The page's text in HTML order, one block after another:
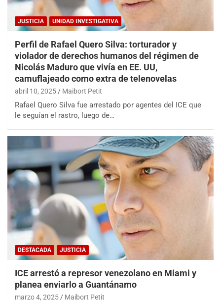
JUSTICIA UNIDAD INVESTIGATIVA
Perfil de Rafael Quero Silva: torturador y
violador de derechos humanos del régimen de
Nicolás Maduro que vivía en EE. UU,
camuflajeado como extra de telenovelas
abril 10, 2025 Maibort Petit
Rafael Quero Silva fue arrestado por agentes del ICE que
le seguían el rastro, luego de…
DESTACADA JUSTICIA
ICE arrestó a represor venezolano en Miami y
planea enviarlo a Guantánamo
marzo 4, 2025 Maibort Petit